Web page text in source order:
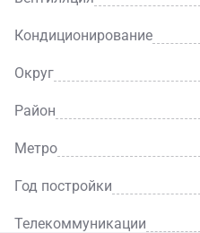
Кондиционирование
Округ
Район
Метро
Год постройки
Телекоммуникации